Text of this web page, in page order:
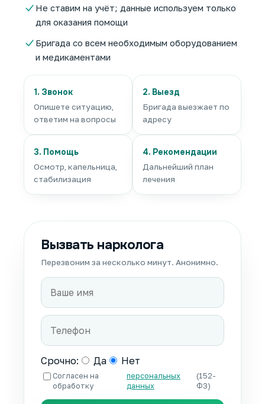
Не ставим на учёт; данные используем только
для оказания помощи
Бригада со всем необходимым оборудованием
и медикаментами
1. Звонок
Опишете ситуацию,
ответим на вопросы
2. Выезд
Бригада выезжает по
адресу
3. Помощь
Осмотр, капельница,
стабилизация
4. Рекомендации
Дальнейший план
лечения
Вызвать нарколога
Перезвоним за несколько минут. Анонимно.
Срочно: Да Нет
Согласен на
обработку
персональных
данных
(152-
ФЗ)